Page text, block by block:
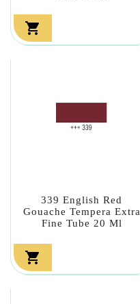

339 English Red
Gouache Tempera Extra
Fine Tube 20 Ml
